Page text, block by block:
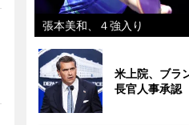
張本美和、４強入り
米上院、ブラ
長官人事承認